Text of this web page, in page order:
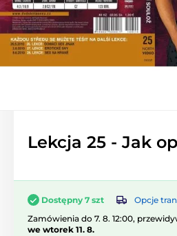
Lekcja 25 - Jak
Dostępny 7 szt
Opcje
Zamówienia do 7. 8. 12:00,
we wtorek 11. 8.